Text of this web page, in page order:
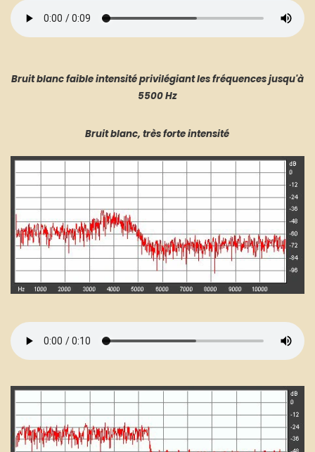
Bruit blanc faible intensité privilégiant les fréquences jusqu'à
5500 Hz
Bruit blanc, très forte intensité